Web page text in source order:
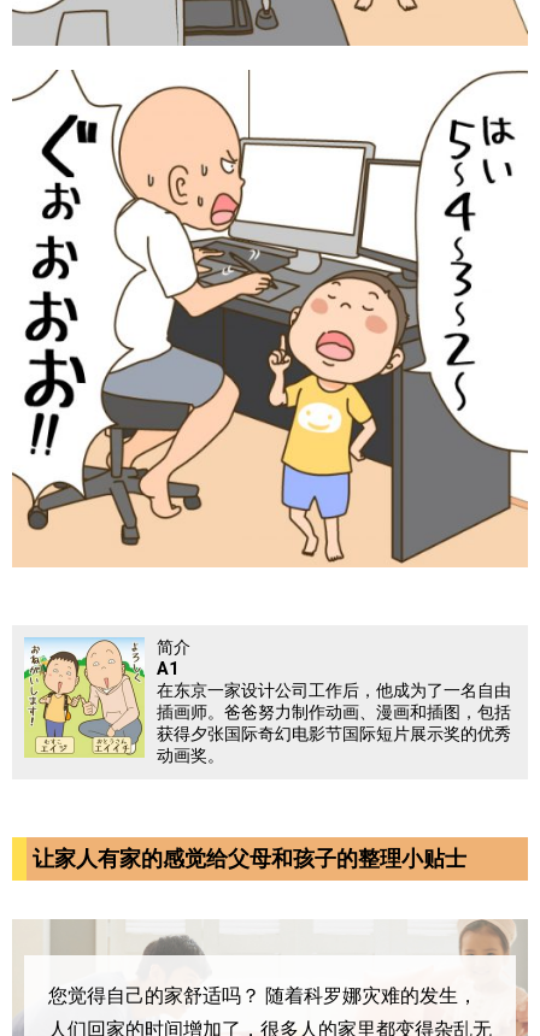
简介
A1
在东京一家设计公司工作后，他成为了一名自由
插画师。爸爸努力制作动画、漫画和插图，包括
获得夕张国际奇幻电影节国际短片展示奖的优秀
动画奖。
让家人有家的感觉给父母和孩子的整理小贴士
您觉得自己的家舒适吗？ 随着科罗娜灾难的发生，
人们回家的时间增加了，很多人的家里都变得杂乱无